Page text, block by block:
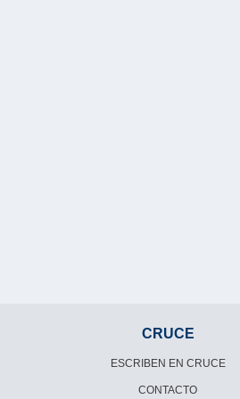
CRUCE
ESCRIBEN EN CRUCE
CONTACTO